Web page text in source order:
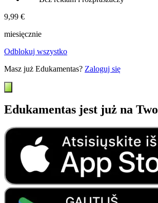
9,99 €
miesięcznie
Odblokuj wszystko
Masz już Edukamentas? Zaloguj się
Edukamentas jest już na